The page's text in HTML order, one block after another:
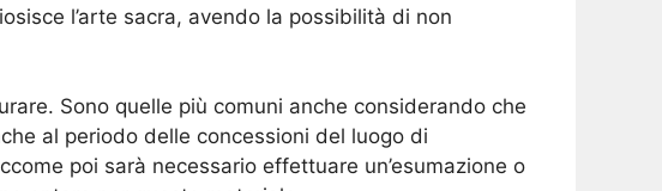
l’arte sacra, avendo la possibilità di non
Sono quelle più comuni anche considerando che
al periodo delle concessioni del luogo di
poi sarà necessario effettuare un’esumazione o